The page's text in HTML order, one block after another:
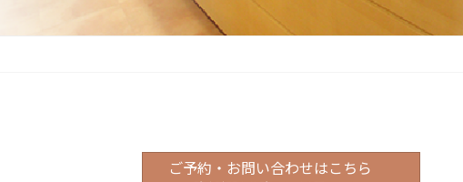
ご予約・お問い合わせはこちら